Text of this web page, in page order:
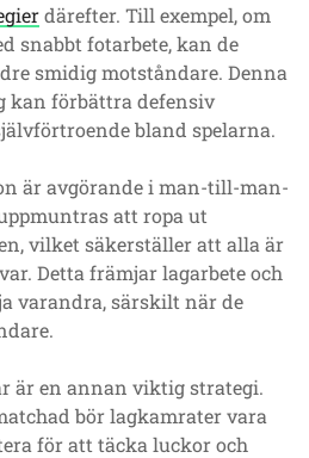
därefter. Till exempel, om
snabbt fotarbete, kan de
smidig motståndare. Denna
kan förbättra defensiv
bland spelarna.
är avgörande i man-till-man-
att ropa ut
vilket säkerställer att alla är
Detta främjar lagarbete och
varandra, särskilt när de
är en annan viktig strategi.
bör lagkamrater vara
för att täcka luckor och